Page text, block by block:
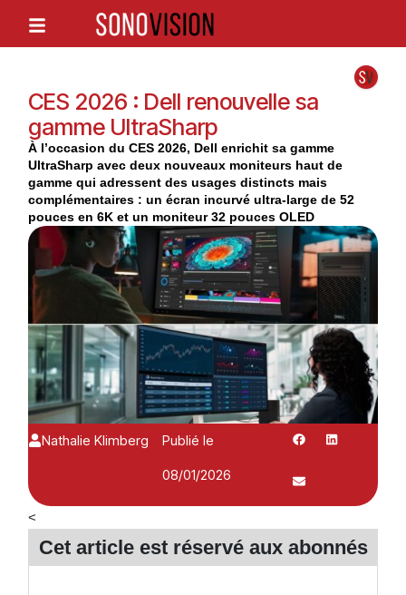
CES 2026 : Dell renouvelle sa
gamme UltraSharp
À l’occasion du CES 2026, Dell enrichit sa gamme
UltraSharp avec deux nouveaux moniteurs haut de
gamme qui adressent des usages distincts mais
complémentaires : un écran incurvé ultra-large de 52
pouces en 6K et un moniteur 32 pouces OLED
Nathalie Klimberg
Publié le
08/01/2026
<
Cet article est réservé aux abonnés